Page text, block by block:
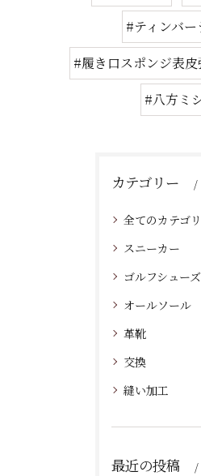
#ティンバー
#履き口スポンジ表皮
#八方ミ
カテゴリー
全てのカテゴ
スニーカー
ゴルフシューズ
オールソール
革靴
交換
縫い加工
最近の投稿